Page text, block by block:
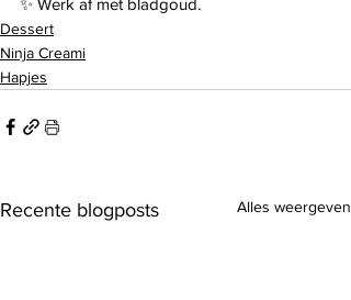
✨ Werk af met bladgoud.
Dessert
Ninja Creami
Hapjes
Recente blogposts Alles weergeven